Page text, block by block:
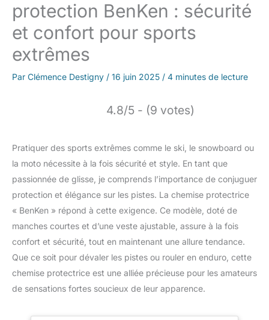
protection BenKen : sécurité
et confort pour sports
extrêmes
Par Clémence Destigny / 16 juin 2025 / 4 minutes de lecture
4.8/5 - (9 votes)
Pratiquer des sports extrêmes comme le ski, le snowboard ou
la moto nécessite à la fois sécurité et style. En tant que
passionnée de glisse, je comprends l’importance de conjuguer
protection et élégance sur les pistes. La chemise protectrice
« BenKen » répond à cette exigence. Ce modèle, doté de
manches courtes et d’une veste ajustable, assure à la fois
confort et sécurité, tout en maintenant une allure tendance.
Que ce soit pour dévaler les pistes ou rouler en enduro, cette
chemise protectrice est une alliée précieuse pour les amateurs
de sensations fortes soucieux de leur apparence.